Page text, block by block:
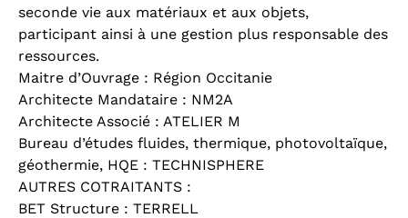
seconde vie aux matériaux et aux objets,
participant ainsi à une gestion plus responsable des
ressources.
Maitre d’Ouvrage : Région Occitanie
Architecte Mandataire : NM2A
Architecte Associé : ATELIER M
Bureau d’études fluides, thermique, photovoltaïque,
géothermie, HQE : TECHNISPHERE
AUTRES COTRAITANTS :
BET Structure : TERRELL